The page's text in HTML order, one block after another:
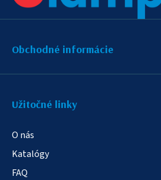
Obchodné informácie
Užitočné linky
O nás
Katalógy
FAQ